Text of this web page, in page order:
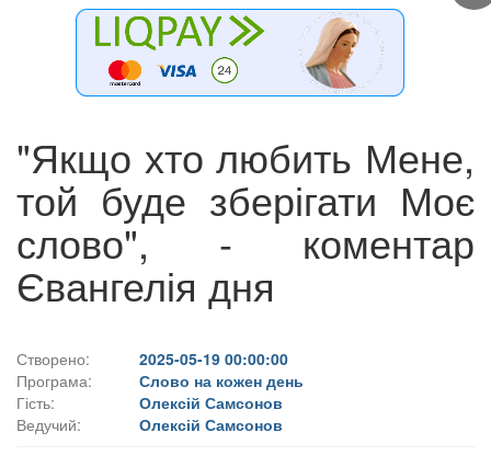
"Якщо хто любить Мене,
той буде зберігати Моє
слово", - коментар
Євангелія дня
Створено:
2025-05-19 00:00:00
Програма:
Слово на кожен день
Гість:
Олексій Самсонов
Ведучий:
Олексій Самсонов